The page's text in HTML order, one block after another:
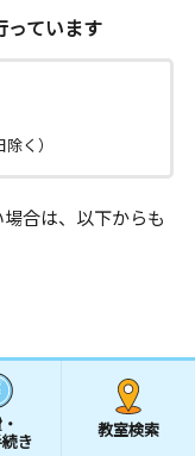
っています
く）
合は、以下からも
き
教室検索